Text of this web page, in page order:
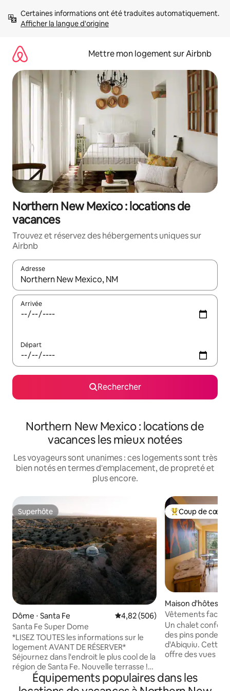
directement
Afficher la langue d'origine
Mettre mon logement sur Airbnb
Northern New Mexico : locations de
vacances
Trouvez et réservez des hébergements uniques sur
Airbnb
Adresse
Lorsque les résultats s'affichent, utilisez les flèches vers le
Arrivée
Départ
Rechercher
Northern New Mexico : locations de
vacances les mieux notées
Les voyageurs sont unanimes : ces logements sont très
bien notés en termes d'emplacement, de propreté et
plus encore.
Superhôte
Superhôte
Dôme ⋅ Santa Fe Évaluation moyenne sur la
4,82 (506)
Santa Fe Super Dome
*LISEZ TOUTES les informations sur le
logement AVANT DE RÉSERVER*
Séjournez dans l'endroit le plus cool de la
région de Santa Fe. Nouvelle terrasse !
Dôme de glamping sur 8 hectares privés
au milieu de canyons anciens, juste au
Coups de cœur
Coup de cœur
Maison d'hôtes ⋅
Vêtements
perchée Coyote »
Un chalet
des pins
d'Abiquiu. Cette retraite en montagne
offre des vues
borde la forêt
Poleo Creek est
Équipements populaires dans les